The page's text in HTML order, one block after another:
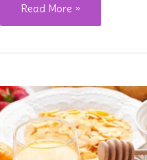
Qual
o
Remo
2025?
Read More »